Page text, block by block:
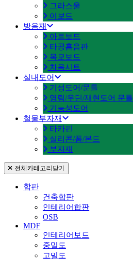
그라스울
이보드
방음재
아트보드
타공흡음판
목모보드
차음시트
실내도어
기성도어/문틀
영림/우딘/재현도어 문틀
기능성도어
철물부자재
타카핀
실리콘/폼/본드
부자재
전체카테고리 닫기
합판
건축합판
인테리어합판
OSB
MDF
인테리어보드
중밀도
고밀도